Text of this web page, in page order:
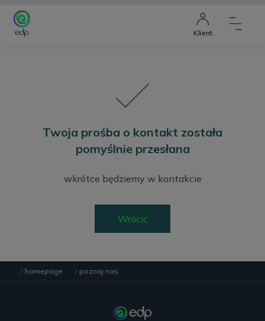
Klient
Twoja prośba o kontakt została
pomyślnie przesłana
wkrótce będziemy w kontakcie
Wrócić
homepage poznaj nas